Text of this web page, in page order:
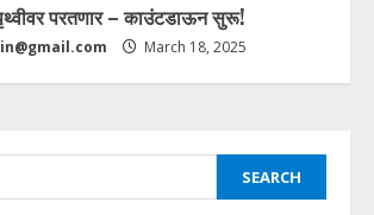
परतणार – काउंटडाऊन सुरू!
March 18, 2025